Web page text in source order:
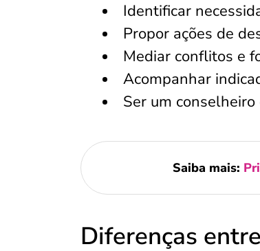
Identificar
Propor ações de
Mediar conflitos e
Acompanhar
Ser um
Saiba mais:
Diferenças